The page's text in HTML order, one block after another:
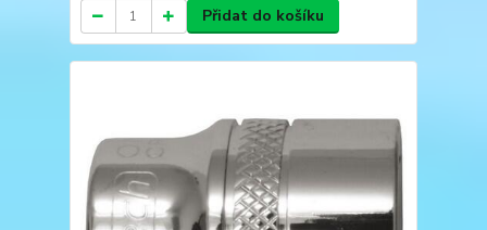
Přidat do košíku